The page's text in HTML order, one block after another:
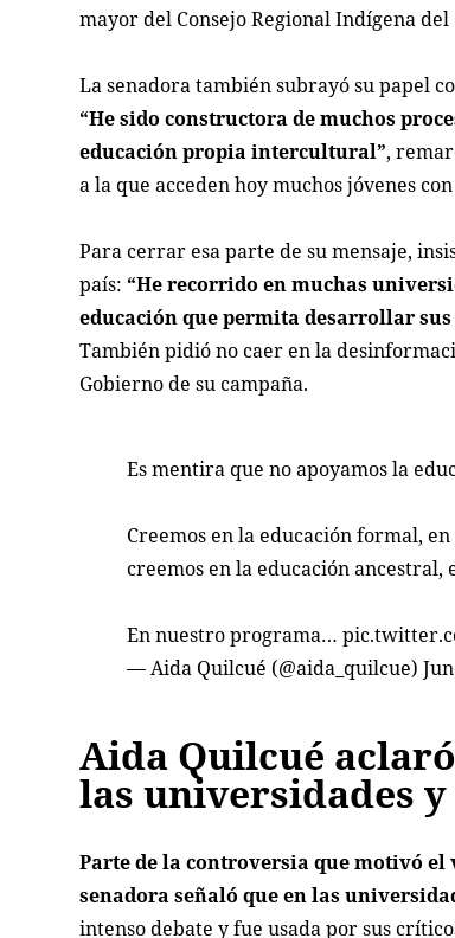
mayor del Consejo Regional Indígena del
La senadora también subrayó su papel
“He sido constructora de muchos
educación propia intercultural”,
a la que acceden hoy muchos jóvenes
Para cerrar esa parte de su mensaje,
país: “He recorrido en muchas
educación que permita desarrollar
También pidió no caer en la
Gobierno de su campaña.
Es mentira que no apoyamos la
Creemos en la educación formal,
creemos en la educación
En nuestro programa…
— Aida Quilcué (@aida_quilcue)
Aida Quilcué
las universidades
Parte de la controversia que motivó
senadora señaló que en las
intenso debate y fue usada por sus